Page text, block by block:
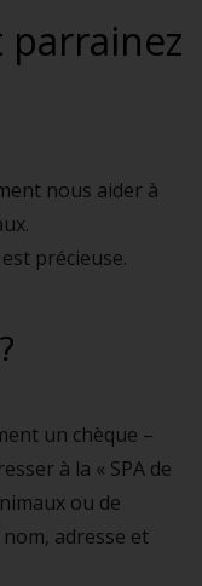
parrainez
!
nous aider à
précieuse.
un chèque –
à la « SPA de
ou de
adresse et